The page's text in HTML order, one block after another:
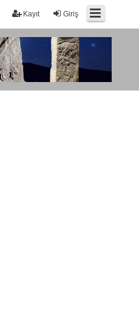
Giriş
Kayıt